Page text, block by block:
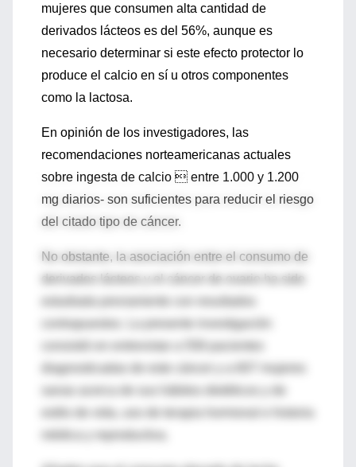
mujeres que consumen alta cantidad de
derivados lácteos es del 56%, aunque es
necesario determinar si este efecto protector lo
produce el calcio en sí u otros componentes
como la lactosa.
En opinión de los investigadores, las
recomendaciones norteamericanas actuales
sobre ingesta de calcio  entre 1.000 y 1.200
mg diarios- son suficientes para reducir el riesgo
del citado tipo de cáncer.
No obstante, la asociación entre el consumo de
derivados lácteos y el cáncer de ovario ha sido
contrapuestos. La presente investigación
diagnosticadas de este cáncer y a 607 mujeres
estilo de vida, uso de terapia hormonal e historia